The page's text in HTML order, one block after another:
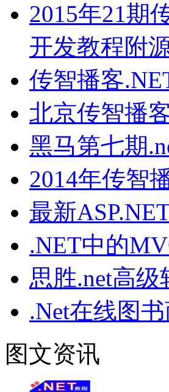
2015年21期
开发教程附
传智播客
北京传智播
黑马第七期
2014年传智
最新
.NET中的
思胜.net高
.Net在线图
图文资讯